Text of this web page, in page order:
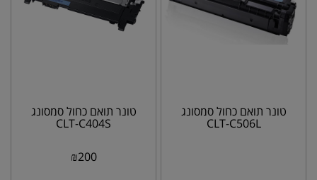
טונר תואם כחול סמסונג
CLT-C506L
טונר תואם כחול סמסונג
CLT-C404S
₪200